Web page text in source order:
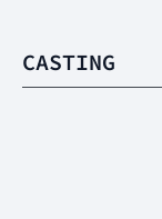
CASTING